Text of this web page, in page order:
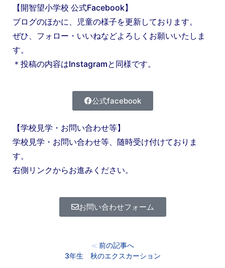
【開智望小学校 公式Facebook】
ブログのほかに、児童の様子を更新しております。
ぜひ、フォロー・いいねなどよろしくお願いいたしま
す。
＊投稿の内容はInstagramと同様です。
公式facebook
【学校見学・お問い合わせ等】
学校見学・お問い合わせ等、随時受け付けておりま
す。
右側リンクからお進みください。
お問い合わせフォーム
≪ 前の記事へ
3年生 秋のエクスカーション